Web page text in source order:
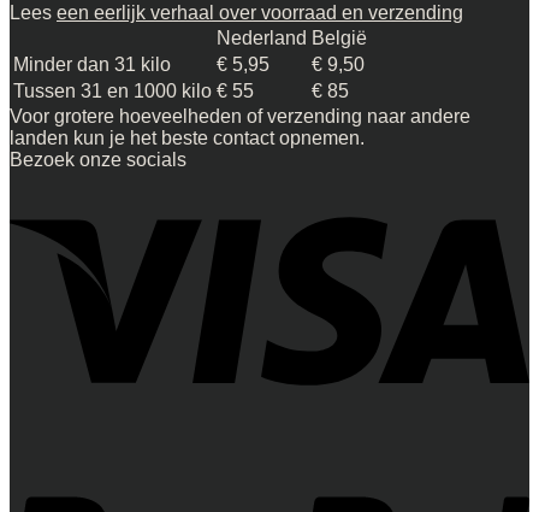
Lees een eerlijk verhaal over voorraad en verzending
Nederland België
Minder dan 31 kilo
€ 5,95
€ 9,50
Tussen 31 en 1000 kilo € 55
€ 85
Voor grotere hoeveelheden of verzending naar andere
landen kun je het beste contact opnemen.
Bezoek onze socials